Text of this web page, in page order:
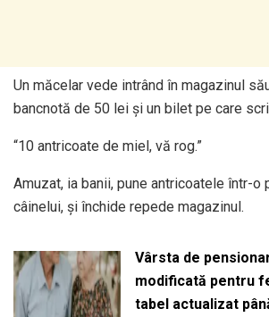
Un măcelar vede intrând în magazinul
bancnotă de 50 lei şi un bilet pe care
“10 antricoate de miel, vă rog.”
Amuzat, ia banii, pune antricoatele într-o
câinelui, şi închide repede magazinul.
Vârsta de
modificată pentru
tabel actualizat